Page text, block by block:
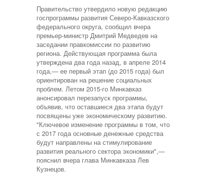
Правительство утвердило новую редакцию
госпрограммы развития Северо-Кавказского
федерального округа, сообщил вчера
премьер-министр Дмитрий Медведев на
заседании правкомиссии по развитию
региона. Действующая программа была
утверждена два года назад, в апреле 2014
года,— ее первый этап (до 2015 года) был
ориентирован на решение социальных
проблем. Летом 2015-го Минкавказ
анонсировал перезапуск программы,
объявив, что оставшиеся два этапа будут
посвящены уже экономическому развитию.
"Ключевое изменение программы в том, что
с 2017 года основные денежные средства
будут направлены на стимулирование
развития реального сектора экономики",—
пояснил вчера глава Минкавказа Лев
Кузнецов.